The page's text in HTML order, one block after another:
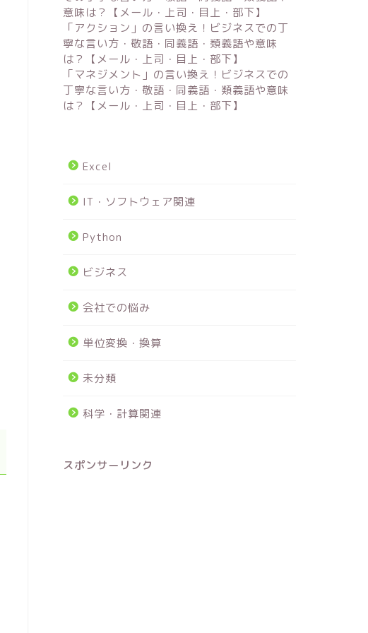
意味は？【メール・上司・目上・部下】
「アクション」の言い換え！ビジネスでの丁
寧な言い方・敬語・同義語・類義語や意味
は？【メール・上司・目上・部下】
「マネジメント」の言い換え！ビジネスでの
丁寧な言い方・敬語・同義語・類義語や意味
は？【メール・上司・目上・部下】
Excel
IT・ソフトウェア関連
Python
ビジネス
会社での悩み
単位変換・換算
未分類
科学・計算関連
スポンサーリンク